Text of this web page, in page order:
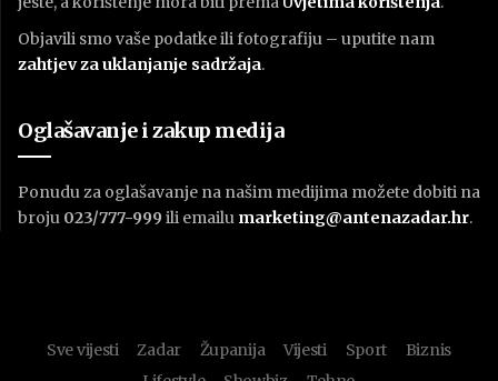
Objavili smo vaše podatke ili fotografiju – uputite nam
zahtjev za uklanjanje sadržaja.
Oglašavanje i zakup medija
Ponudu za oglašavanje na našim medijima možete dobiti na
broju 023/777-999 ili emailu marketing@antenazadar.hr.
Sve vijesti Zadar Županija Vijesti Sport
Biznis